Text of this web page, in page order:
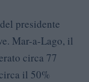
presidente
Mar-a-Lago, il
circa 77
il 50%